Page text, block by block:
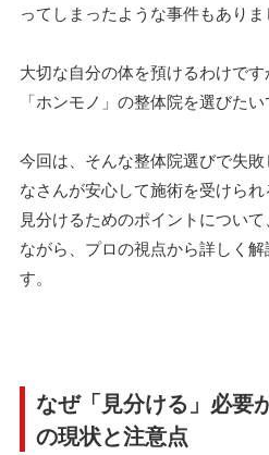
ってしまったような事件もありま
大切な自分の体を預けるわけで
「ホンモノ」の整体院を選びたい
今回は、そんな整体院選びで失
なさんが安心して施術を受けら
見分けるためのポイントについ
ながら、プロの視点から詳しく
す。
なぜ「見分ける」必要
の現状と注意点